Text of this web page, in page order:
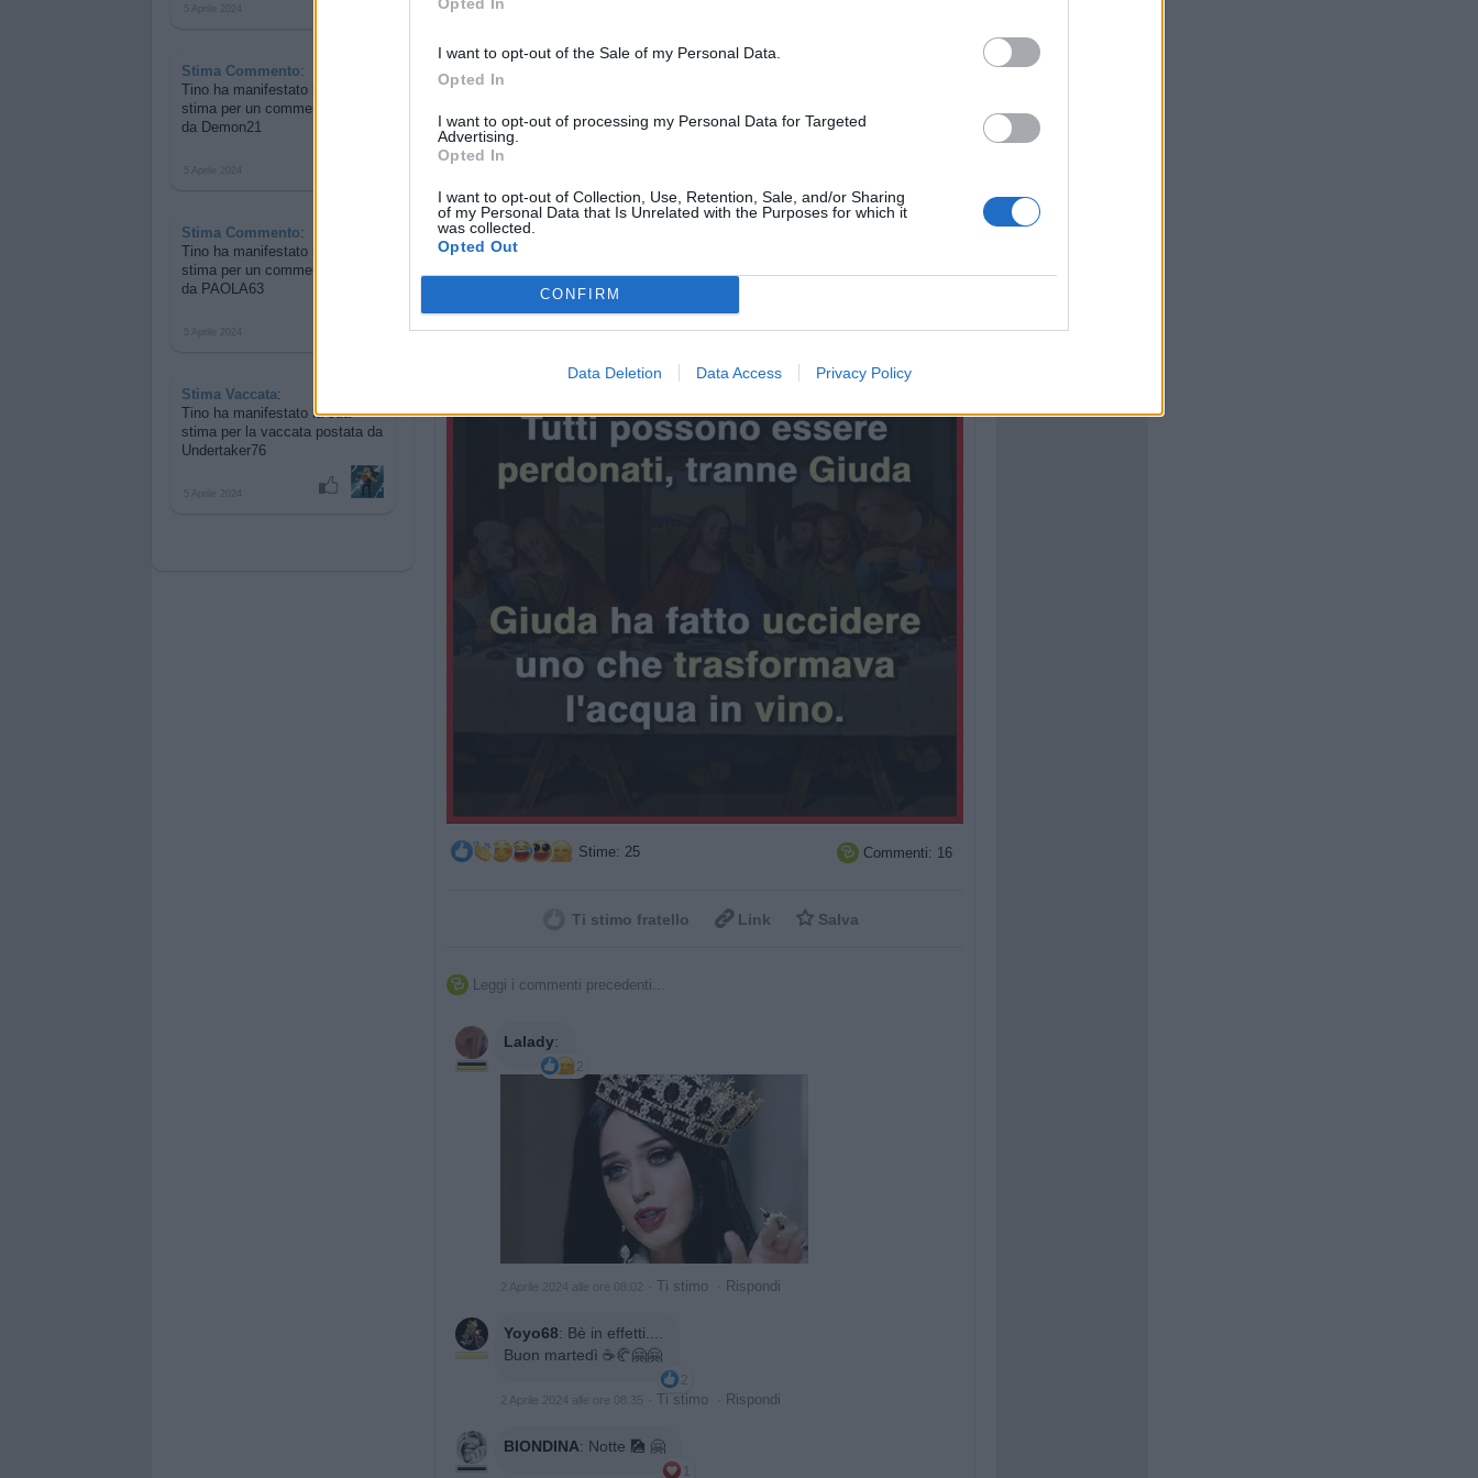
I want to opt-out of the Sale of my Personal Data.
Opted In
I want to opt-out of processing my Personal Data for Targeted
Advertising.
Opted In
I want to opt-out of Collection, Use, Retention, Sale, and/or Sharing
of my Personal Data that Is Unrelated with the Purposes for which it
was collected.
Opted Out
CONFIRM
Data Deletion Data Access Privacy Policy
Stima Commento:
Tino ha manifestato la sua
stima per un commento postato
da Demon21
Stima Commento:
Tino ha manifestato la sua
stima per un commento postato
da PAOLA63
Stima Vaccata:
Tino ha manifestato la sua
stima per la vaccata postata da
Undertaker76
Tino
31 Marzo 2024
Buona Pasqua a tutti bellezze 😘❤️🌹😍
Stime: 25  Commenti: 16
Ti stimo fratello  Link  Salva
 Leggi i commenti precedenti...
Lalady:
2
2 Aprile 2024 alle ore 08:02 Ti stimo Rispondi
Yoyo68: Bè in effetti....
Buon martedì ☕🥐🤗🤗
2
2 Aprile 2024 alle ore 08:35 Ti stimo Rispondi
BIONDINA: Notte 🎑 🤗
1